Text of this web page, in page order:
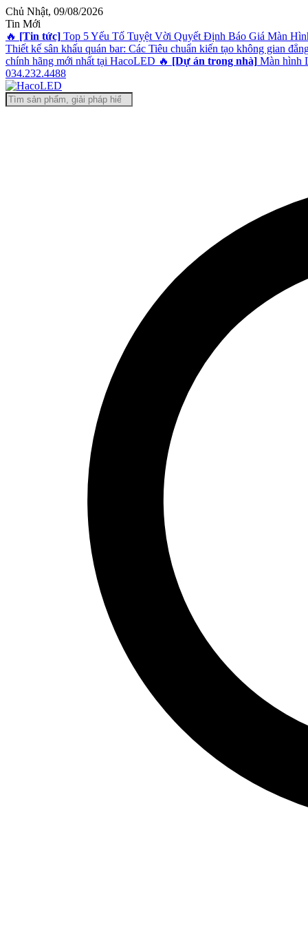
Chủ Nhật, 09/08/2026
Tin Mới
🔥 [Tin tức] Top 5 Yếu Tố Tuyệt Vời Quyết Định Báo Giá Màn
Thiết kế sân khấu quán bar: Các Tiêu chuẩn kiến tạo không gian
chính hãng mới nhất tại HacoLED 🔥 [Dự án trong nhà] Màn hình
034.232.4488